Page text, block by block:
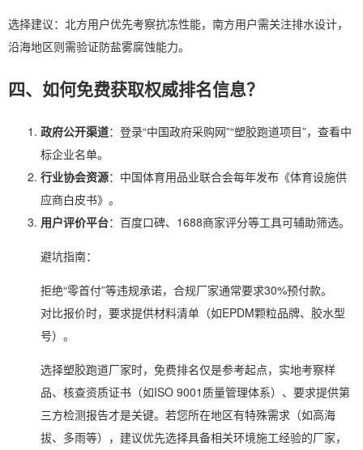
选择建议：北方用户优先考察抗冻性能，南方用户需关注排水设计，
沿海地区则需验证防盐雾腐蚀能力。
四、如何免费获取权威排名信息？
政府公开渠道：登录“中国政府采购网”“塑胶跑道项目”，查看中
标企业名单。
行业协会资源：中国体育用品业联合会每年发布《体育设施供
应商白皮书》。
用户评价平台：百度口碑、1688商家评分等工具可辅助筛选。
避坑指南：
拒绝“零首付”等违规承诺，合规厂家通常要求30%预付款。
对比报价时，要求提供材料清单（如EPDM颗粒品牌、胶水型
号）。
选择塑胶跑道厂家时，免费排名仅是参考起点，实地考察样
品、核查资质证书（如ISO 9001质量管理体系）、要求提供第
三方检测报告才是关键。若您所在地区有特殊需求（如高海
拔、多雨等），建议优先选择具备相关环境施工经验的厂家，